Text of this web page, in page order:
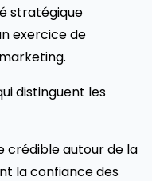
stratégique
exercice de
distinguent les
crédible autour de la
la confiance des